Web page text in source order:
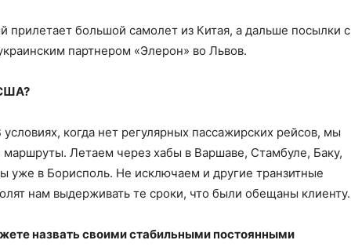
прилетает большой самолет из Китая, а дальше посылки с
партнером «Элерон» во Львов.
когда нет регулярных пассажирских рейсов, мы
маршруты. Летаем через хабы в Варшаве, Стамбуле, Баку,
уже в Борисполь. Не исключаем и другие транзитные
нам выдерживать те сроки, что были обещаны клиенту.
назвать своими стабильными постоянными